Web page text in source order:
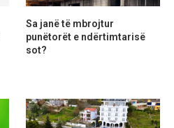
Sa janë të mbrojtur
punëtorët e ndërtimtarisë
sot?